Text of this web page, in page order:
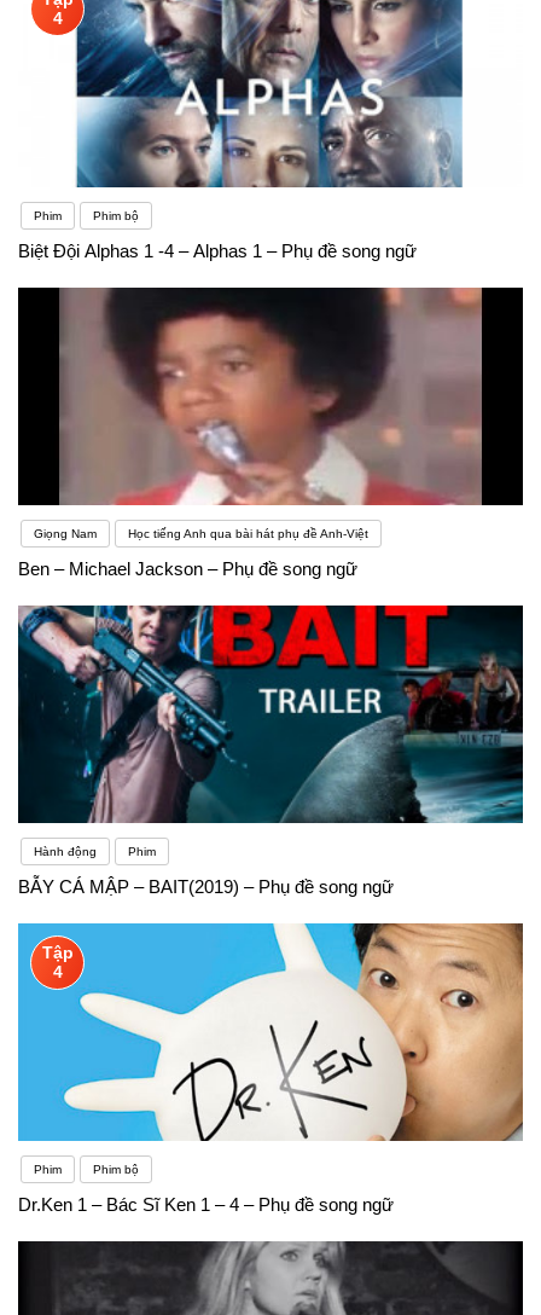
4
Phim Phim bộ
Biệt Đội Alphas 1 -4 – Alphas 1 – Phụ đề song ngữ
Giọng Nam Học tiếng Anh qua bài hát phụ đề Anh-Việt
Ben – Michael Jackson – Phụ đề song ngữ
Hành động Phim
BẪY CÁ MẬP – BAIT(2019) – Phụ đề song ngữ
Tập
4
Phim Phim bộ
Dr.Ken 1 – Bác Sĩ Ken 1 – 4 – Phụ đề song ngữ